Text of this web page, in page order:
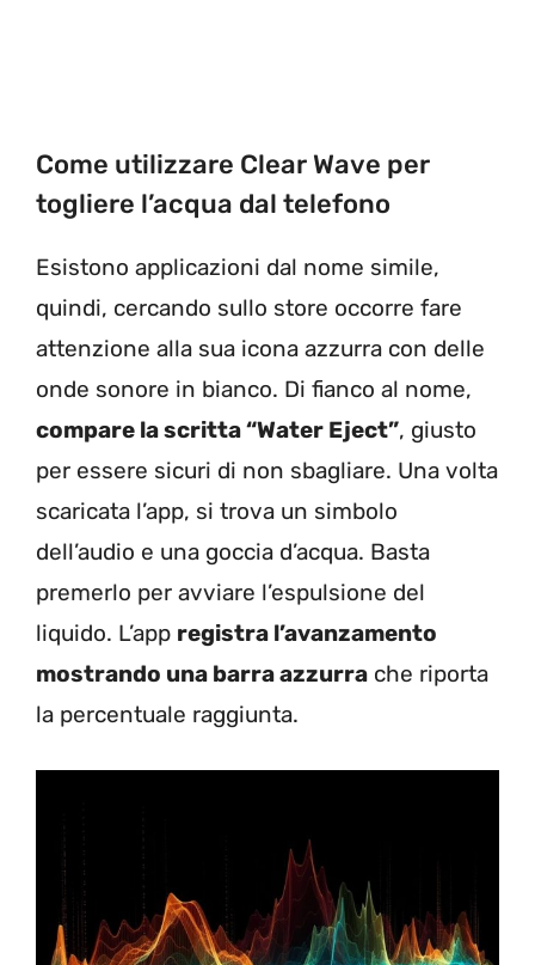
Come utilizzare Clear Wave per
togliere l’acqua dal telefono
Esistono applicazioni dal nome simile,
quindi, cercando sullo store occorre fare
attenzione alla sua icona azzurra con delle
onde sonore in bianco. Di fianco al nome,
compare la scritta “Water Eject”, giusto
per essere sicuri di non sbagliare. Una volta
scaricata l’app, si trova un simbolo
dell’audio e una goccia d’acqua. Basta
premerlo per avviare l’espulsione del
liquido. L’app registra l’avanzamento
mostrando una barra azzurra che riporta
la percentuale raggiunta.